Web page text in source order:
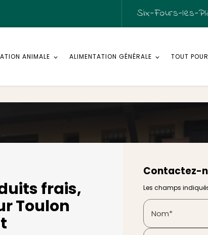
Six-Fours-les-
ANIMALE ALIMENTATION GÉNÉRALE TOUT
frais,
Toulon
Contactez-
Les champs
Nom*